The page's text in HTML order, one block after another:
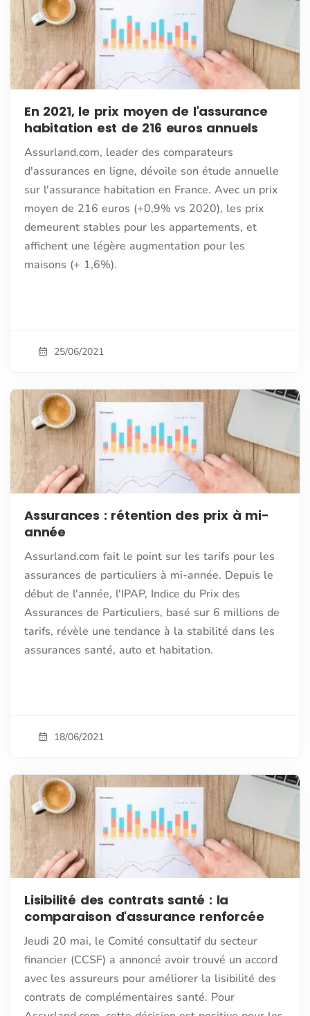
En 2021, le prix moyen de l'assurance
habitation est de 216 euros annuels
Assurland.com, leader des comparateurs
d'assurances en ligne, dévoile son étude annuelle
sur l'assurance habitation en France. Avec un prix
moyen de 216 euros (+0,9% vs 2020), les prix
demeurent stables pour les appartements, et
affichent une légère augmentation pour les
maisons (+ 1,6%).
25/06/2021
Assurances : rétention des prix à mi-
année
Assurland.com fait le point sur les tarifs pour les
assurances de particuliers à mi-année. Depuis le
début de l'année, l'IPAP, Indice du Prix des
Assurances de Particuliers, basé sur 6 millions de
tarifs, révèle une tendance à la stabilité dans les
assurances santé, auto et habitation.
18/06/2021
Lisibilité des contrats santé : la
comparaison d'assurance renforcée
Jeudi 20 mai, le Comité consultatif du secteur
financier (CCSF) a annoncé avoir trouvé un accord
avec les assureurs pour améliorer la lisibilité des
contrats de complémentaires santé. Pour